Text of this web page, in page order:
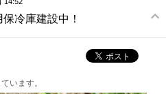
冷庫建設中！
います。